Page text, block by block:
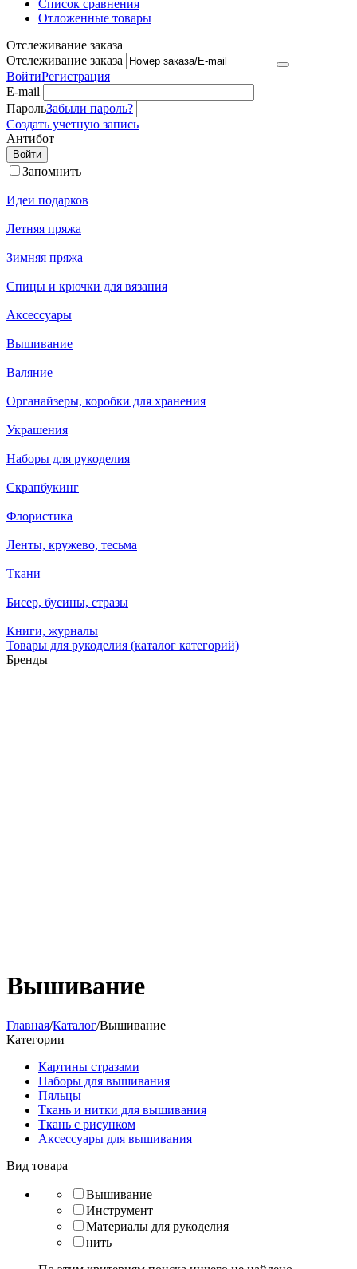
Список сравнения
Отложенные товары
Отслеживание заказа
Отслеживание заказа
ВойтиРегистрация
E-mail
ПарольЗабыли пароль?
Создать учетную запись
Антибот
Войти
Запомнить
Идеи подарков
Летняя пряжа
Зимняя пряжа
Спицы и крючки для вязания
Аксессуары
Вышивание
Валяние
Органайзеры, коробки для хранения
Украшения
Наборы для рукоделия
Скрапбукинг
Флористика
Ленты, кружево, тесьма
Ткани
Бисер, бусины, стразы
Книги, журналы
Товары для рукоделия (каталог категорий)
Бренды
Вышивание
Главная/Каталог/Вышивание
Категории
Картины стразами
Наборы для вышивания
Пяльцы
Ткань и нитки для вышивания
Ткань с рисунком
Аксессуары для вышивания
Вид товара
Вышивание
Инструмент
Материалы для рукоделия
нить